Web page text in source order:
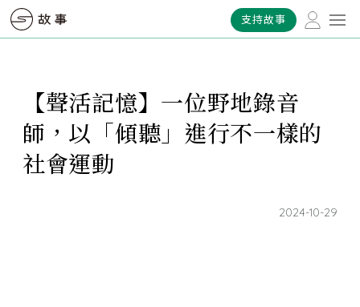
支持故事
【聲活記憶】一位野地錄音
師，以「傾聽」進行不一樣的
社會運動
2024-10-29